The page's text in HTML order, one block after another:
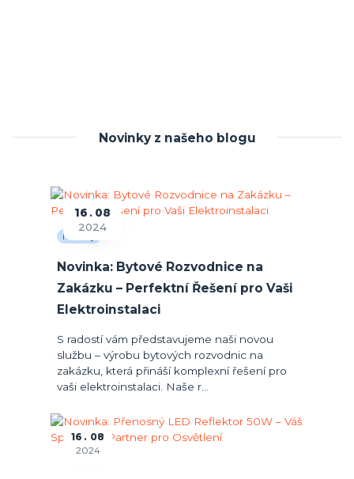
Novinky z našeho blogu
16
08
2024
Novinky
Novinka: Bytové Rozvodnice na
Zakázku – Perfektní Řešení pro Vaši
Elektroinstalaci
S radostí vám představujeme naši novou
službu – výrobu bytových rozvodnic na
zakázku, která přináší komplexní řešení pro
vaši elektroinstalaci. Naše r...
16
08
2024